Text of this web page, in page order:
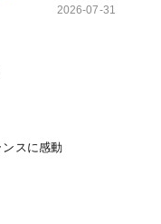
2026-07-31
ンスに感動